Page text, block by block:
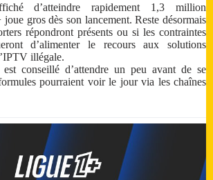
d’atteindre rapidement 1,3 million
gros dès son lancement. Reste désormais
répondront présents ou si les contraintes
d’alimenter le recours aux solutions
illégale.
conseillé d’attendre un peu avant de se
pourraient voir le jour via les chaînes